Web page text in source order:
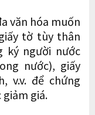
văn hóa muốn
tờ tùy thân
ký người nước
nước), giấy
v.v. để chứng
giá.